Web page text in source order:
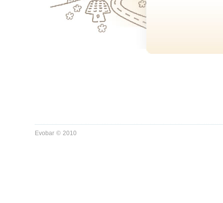
Evobar © 2010